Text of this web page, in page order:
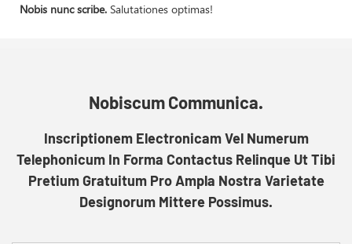
Nobis nunc scribe. Salutationes optimas!
Nobiscum Communica.
Inscriptionem Electronicam Vel Numerum
Telephonicum In Forma Contactus Relinque Ut Tibi
Pretium Gratuitum Pro Ampla Nostra Varietate
Designorum Mittere Possimus.